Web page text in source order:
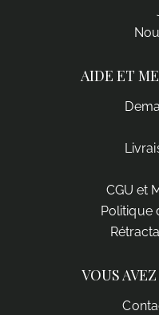
AIDE ET
CGU et
Politique
VOUS